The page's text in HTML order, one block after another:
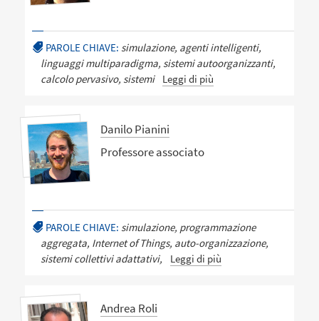
PAROLE CHIAVE: simulazione, agenti intelligenti,
linguaggi multiparadigma, sistemi autoorganizzanti,
calcolo pervasivo, sistemi
Leggi di più
Danilo Pianini
Professore associato
PAROLE CHIAVE: simulazione, programmazione
aggregata, Internet of Things, auto-organizzazione,
sistemi collettivi adattativi,
Leggi di più
Andrea Roli